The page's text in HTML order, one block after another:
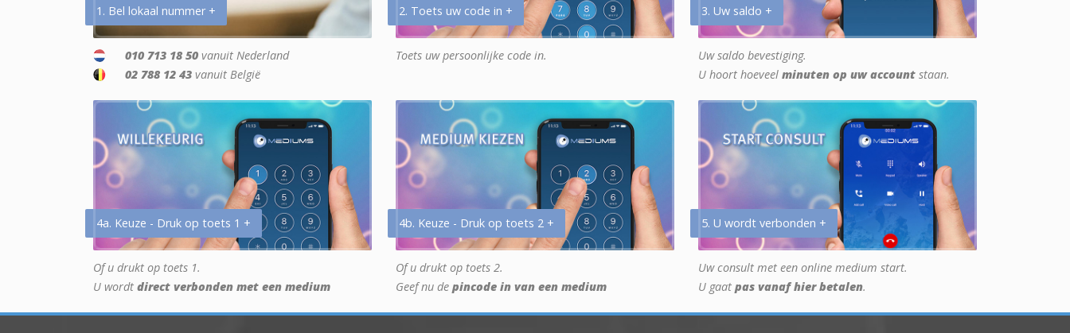
1. Bel lokaal nummer +
010 713 18 50 vanuit Nederland
02 788 12 43 vanuit België
2. Toets uw code in +
Toets uw persoonlijke code in.
3. Uw saldo +
Uw saldo bevestiging.
U hoort hoeveel minuten op uw account staan.
4a. Keuze - Druk op toets 1 +
Of u drukt op toets 1.
U wordt direct verbonden met een medium
4b. Keuze - Druk op toets 2 +
Of u drukt op toets 2.
Geef nu de pincode in van een medium
5. U wordt verbonden +
Uw consult met een online medium start.
U gaat pas vanaf hier betalen.